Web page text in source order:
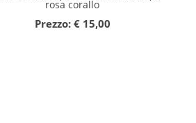
rosa corallo
Prezzo: € 15,00